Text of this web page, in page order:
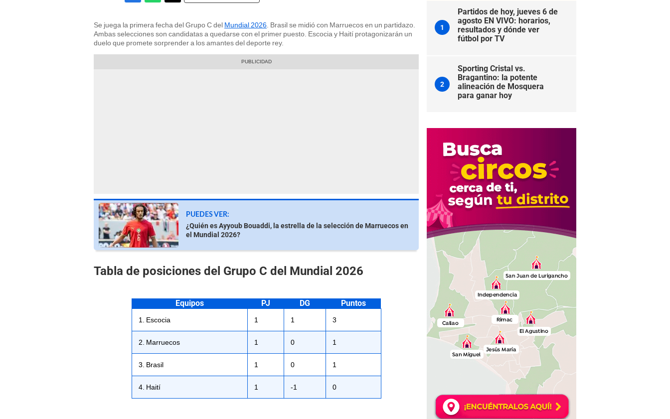
Se juega la primera fecha del Grupo C del Mundial 2026 . Brasil se midió con Marruecos en un partidazo.
Ambas selecciones son candidatas a quedarse con el primer puesto. Escocia y Haití protagonizarán un
duelo que promete sorprender a los amantes del deporte rey.
PUEDES VER:
¿Quién es Ayyoub Bouaddi, la estrella de la selección de Marruecos en
el Mundial 2026?
Tabla de posiciones del Grupo C del Mundial 2026
Equipos PJ DG Puntos
1. Escocia 1 1 3
2. Marruecos 1 0 1
3. Brasil 1 0 1
4. Haití 1 -1 0
1
Partidos de hoy, jueves 6 de
agosto EN VIVO: horarios,
resultados y dónde ver
fútbol por TV
2
Sporting Cristal vs.
Bragantino: la potente
alineación de Mosquera
para ganar hoy